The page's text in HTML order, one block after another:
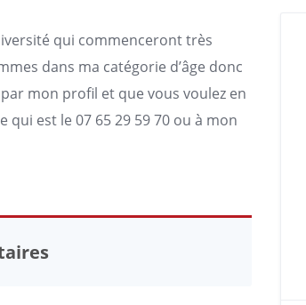
qui commenceront très
dans ma catégorie d’âge donc
mon profil et que vous voulez en
est le 07 65 29 59 70 ou à mon